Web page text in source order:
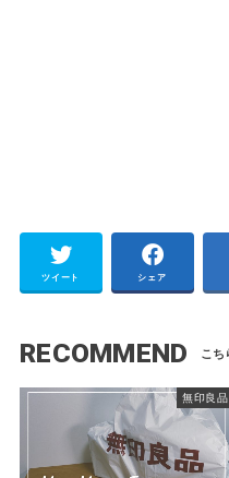
ツイート シェア
RECOMMEND
無印良品